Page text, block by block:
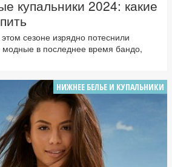
купальники 2024: какие
сезоне изрядно потеснили
модные в последнее время бандо,
НИЖНЕЕ БЕЛЬЕ И КУПАЛЬНИКИ